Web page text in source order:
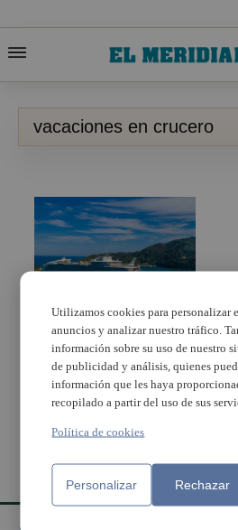
vacaciones en crucero
Cómo reservar un
crucero con el Legend
of the Seas: guía paso a
paso
Utilizamos cookies para personalizar
anuncios y analizar nuestro tráfico.
información sobre su uso de nuestro
de publicidad y análisis, quienes
información que les haya
recopilado a partir del uso de sus
Política de cookies
Personalizar Rechazar